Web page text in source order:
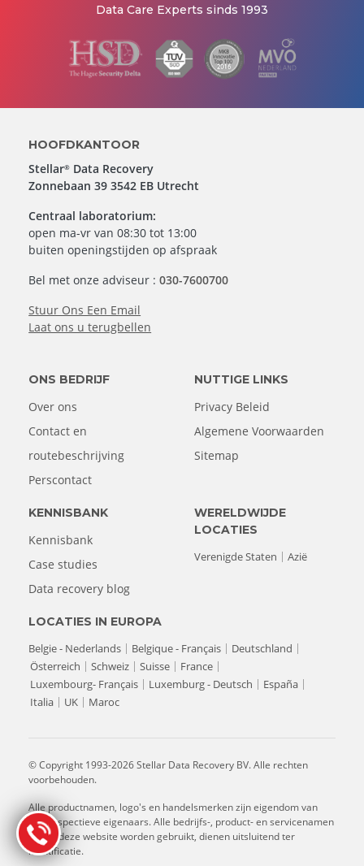
Data Care Experts sinds 1993
HOOFDKANTOOR
Stellar® Data Recovery
Zonnebaan 39 3542 EB Utrecht
Centraal laboratorium:
open ma-vr van 08:30 tot 13:00
buiten openingstijden op afspraak
Bel met onze adviseur :030-7600700
Stuur Ons Een Email
Laat ons u terugbellen
ONS BEDRIJF
Over ons
Contact en
routebeschrijving
Perscontact
NUTTIGE LINKS
Privacy Beleid
Algemene Voorwaarden
Sitemap
KENNISBANK
Kennisbank
Case studies
Data recovery blog
LOCATIES IN EUROPA
Belgie - Nederlands
Belgique - Français
Deutschland
Österreich
Schweiz Suisse
France
Luxembourg- Français
Luxemburg - Deutsch
España
Italia
UK Maroc
WERELDWIJDE
LOCATIES
Verenigde Staten
Azië
© Copyright 1993-2026 Stellar Data Recovery BV. Alle rechten
voorbehouden.
Alle productnamen, logo's en handelsmerken zijn eigendom van
hun respectieve eigenaars. Alle bedrijfs-, product- en servicenamen
die op deze website worden gebruikt, dienen uitsluitend ter
identificatie.